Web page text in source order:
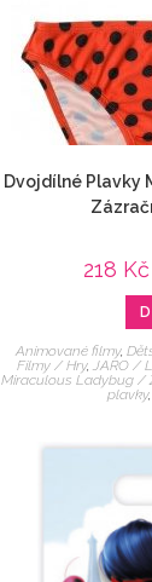
Dvojdílné Plavky
218 Kč
Animované filmy,
Filmy / Hry, JARO /
Miraculous Ladybug /
plavky,